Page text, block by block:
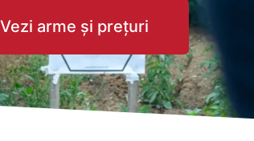
Vezi arme și prețuri